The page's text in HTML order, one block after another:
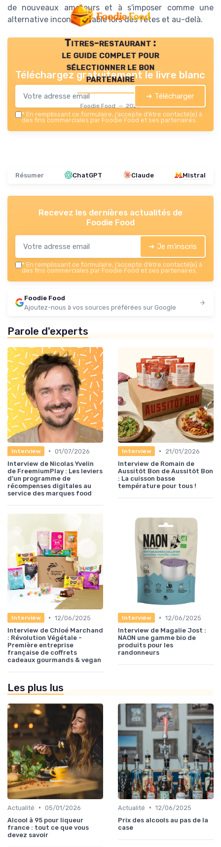
de nouveaux amateurs et à s'imposer comme une
alternative incontournable lors des fêtes et au-delà.
Titres-restaurant :
le guide complet pour
sélectionner le bon
partenaire
Foodie Food — 2026
Téléchargez gratuitement le livre blanc
➔ Télécharger
* En remplissant ce formulaire, j’accepte d’être contacté(e) à
des fins commerciales par Foodie Food et ses partenaires.
Résumer ChatGPT Claude Mistral
Recevez les dernières actualités de
Foodie Food
➔ Je m'inscris
* En remplissant ce formulaire, j’accepte d’être contacté(e) à
des fins commerciales par Foodie Food et ses partenaires.
Foodie Food
Ajoutez-nous à vos sources préférées sur Google
Parole d'experts
Interview • 01/07/2026
Interview de Nicolas Yvelin
de FreemiumPlay : Les leviers
d’un programme de
récompenses digitales au
service des marques food
Interview •
21/01/2026
Interview de Romain de
Aussitôt Bon de Aussitôt Bon
: La cuisson basse
température pour tous !
Interview • 12/06/2025
Interview de Chloé Marchand
: Révolution Végétale -
Première entreprise
française de coffrets
cadeaux gourmands & vegan
Interview • 12/06/2025
Interview de Magalie Jost :
NAON une gamme bio de
produits pour les
randonneurs
Les plus lus
Actualité • 05/01/2026
Alcool à 95 pour liqueur
france : tout ce que vous
devez savoir
Actualité • 12/06/2025
Prix des alcools au pas de la
case